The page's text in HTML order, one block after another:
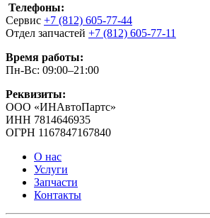
Телефоны:
Сервис +7 (812) 605-77-44
Отдел запчастей +7 (812) 605-77-11
Время работы:
Пн-Вс: 09:00–21:00
Реквизиты:
ООО «ИНАвтоПартс»
ИНН 7814646935
ОГРН 1167847167840
О нас
Услуги
Запчасти
Контакты